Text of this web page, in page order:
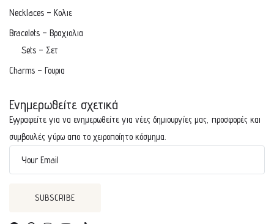
Necklaces – Κολιε
Bracelets – Βραχιολια
Sets – Σετ
Charms – Γουρια
Ενημερωθείτε σχετικά
Εγγραφείτε για να ενημερωθείτε για νέες δημιουργίες μας, προσφορές και
συμβουλές γύρω απο το χειροποίητο κόσμημα.
Your Email